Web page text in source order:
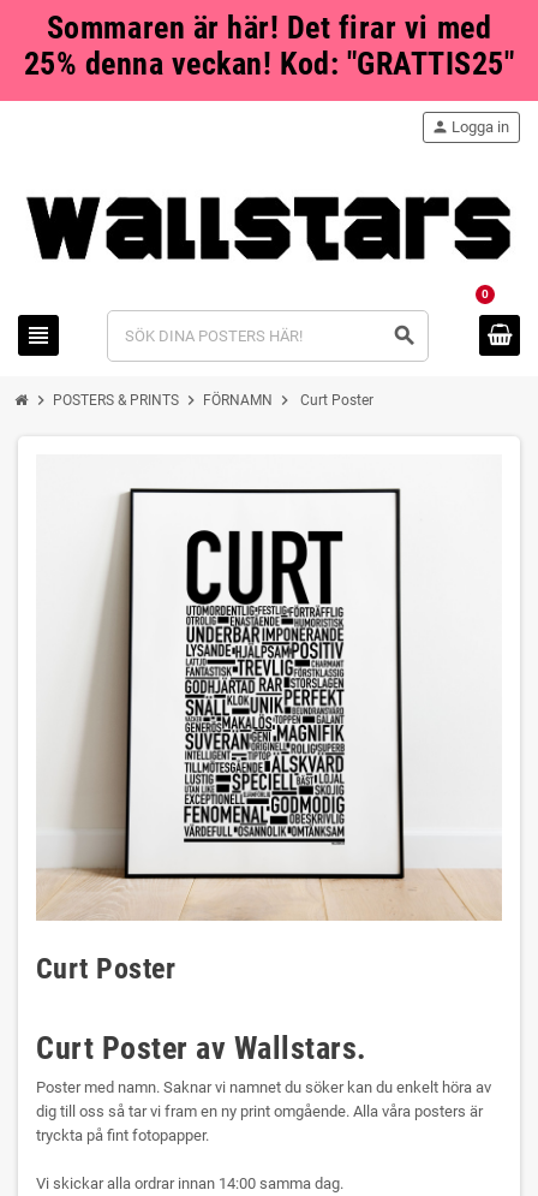
Sommaren är här! Det firar vi med
25% denna veckan! Kod: "GRATTIS25"
view_headline search
person Logga in
0
chevron_right POSTERS & PRINTS chevron_right FÖRNAMN chevron_right Curt Poster
Curt Poster
Curt Poster av Wallstars.
Poster med namn. Saknar vi namnet du söker kan du enkelt höra av
dig till oss så tar vi fram en ny print omgående. Alla våra posters är
tryckta på fint fotopapper.
Vi skickar alla ordrar innan 14:00 samma dag.